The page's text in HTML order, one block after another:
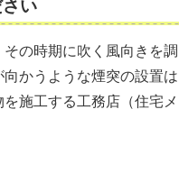
い
の時期に吹く風向きを調
かうような煙突の設置は
施工する工務店（住宅メ